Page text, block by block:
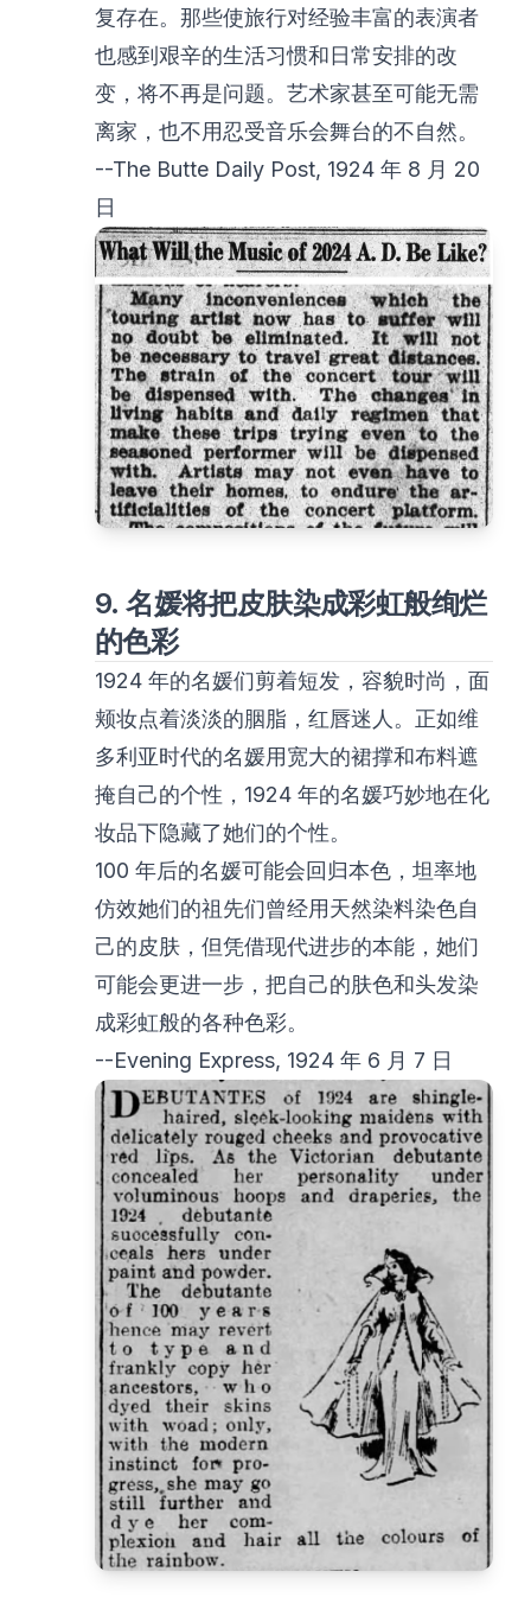
复存在。那些使旅行对经验丰富的表演者
也感到艰辛的生活习惯和日常安排的改
变，将不再是问题。艺术家甚至可能无需
离家，也不用忍受音乐会舞台的不自然。
--The Butte Daily Post, 1924 年 8 月 20
日
9. 名媛将把皮肤染成彩虹般绚烂
的色彩
1924 年的名媛们剪着短发，容貌时尚，面
颊妆点着淡淡的胭脂，红唇迷人。正如维
多利亚时代的名媛用宽大的裙撑和布料遮
掩自己的个性，1924 年的名媛巧妙地在化
妆品下隐藏了她们的个性。
100 年后的名媛可能会回归本色，坦率地
仿效她们的祖先们曾经用天然染料染色自
己的皮肤，但凭借现代进步的本能，她们
可能会更进一步，把自己的肤色和头发染
成彩虹般的各种色彩。
--Evening Express, 1924 年 6 月 7 日